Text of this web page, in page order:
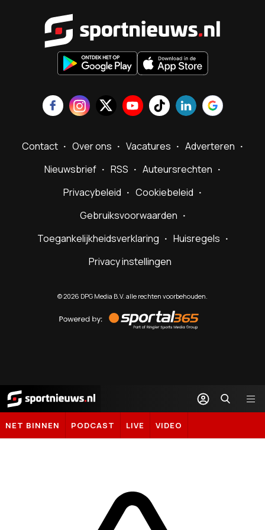
Contact Over ons Vacatures
Adverteren
Nieuwsbrief
RSS
Auteursrechten
Privacybeleid
Cookiebeleid
Gebruiksvoorwaarden
Toegankelijkheidsverklaring
Huisregels
Privacy instellingen
©2026 DPG Media B.V. alle rechten voorbehouden.
by
Sportal365
Sportnieuws.nl
NET BINNEN PODCAST LIVE VIDEO